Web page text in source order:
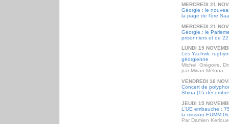
MERCREDI 21
Géorgie : le
la page de l'ère
MERCREDI 21
Géorgie : le
prisonniers et de
LUNDI 19
Les Yachvili,
géorgienne
Michel, Grégoire,
par Mirian Méloua
VENDREDI 16
Concert de
Shina (15
JEUDI 15
L'UE embauche :
la mission EUMM
Par Damien